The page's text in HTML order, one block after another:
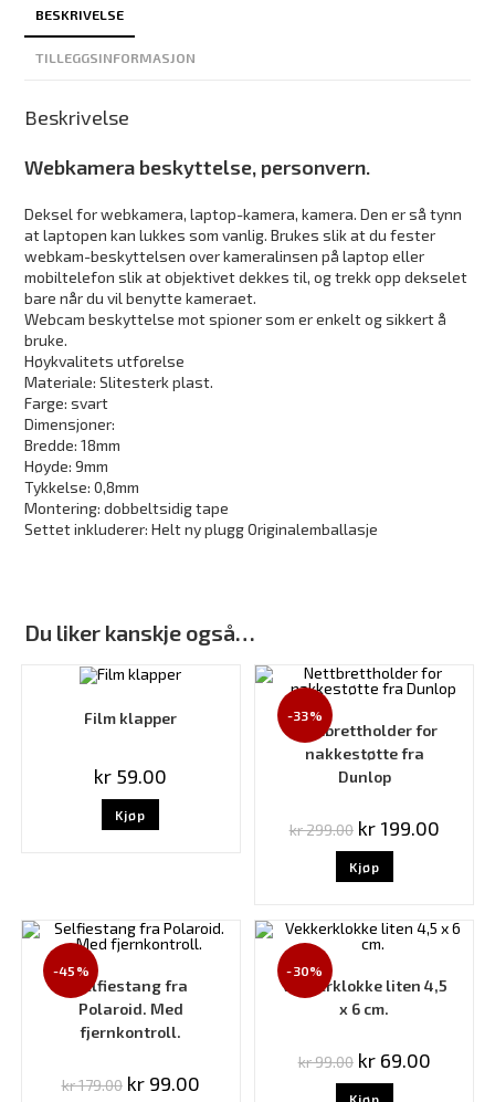
BESKRIVELSE
TILLEGGSINFORMASJON
Beskrivelse
Webkamera beskyttelse, personvern.
Deksel for webkamera, laptop-kamera, kamera. Den er så tynn
at laptopen kan lukkes som vanlig. Brukes slik at du fester
webkam-beskyttelsen over kameralinsen på laptop eller
mobiltelefon slik at objektivet dekkes til, og trekk opp dekselet
bare når du vil benytte kameraet.
Webcam beskyttelse mot spioner som er enkelt og sikkert å
bruke.
Høykvalitets utførelse
Materiale: Slitesterk plast.
Farge: svart
Dimensjoner:
Bredde: 18mm
Høyde: 9mm
Tykkelse: 0,8mm
Montering: dobbeltsidig tape
Settet inkluderer: Helt ny plugg Originalemballasje
Du liker kanskje også…
Film klapper
kr 59.00
Kjøp
-33%
Nettbrettholder for
nakkestøtte fra
Dunlop
kr299.00 kr199.00
Kjøp
-45%
Selfiestang fra
Polaroid. Med
fjernkontroll.
kr179.00 kr99.00
-30%
Vekkerklokke liten 4,5
x 6 cm.
kr99.00 kr69.00
Kjøp